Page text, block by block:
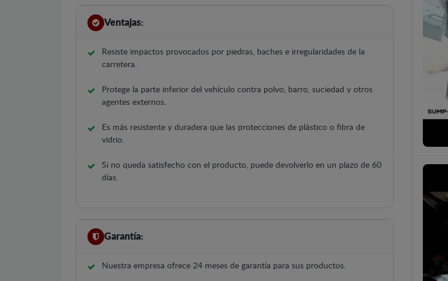
Ventajas:
Resiste impactos provocados por piedras, baches e irregularidades de la
carretera.
Protege la parte inferior del vehículo contra polvo, barro, suciedad y otros
agentes externos.
Es más resistente y duradera que las protecciones de plástico o fibra de
vidrio.
Si no queda satisfecho con el producto, puede devolverlo en un plazo de 60
días.
Garantía:
Nuestra empresa ofrece 24 meses de garantía para sus productos.